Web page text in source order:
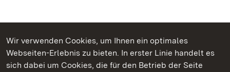
Wir verwenden Cookies, um Ihnen ein optimales
Webseiten-Erlebnis zu bieten. In erster Linie handelt es
sich dabei um Cookies, die für den Betrieb der Seite
Kommen. Staunen. Genießen.